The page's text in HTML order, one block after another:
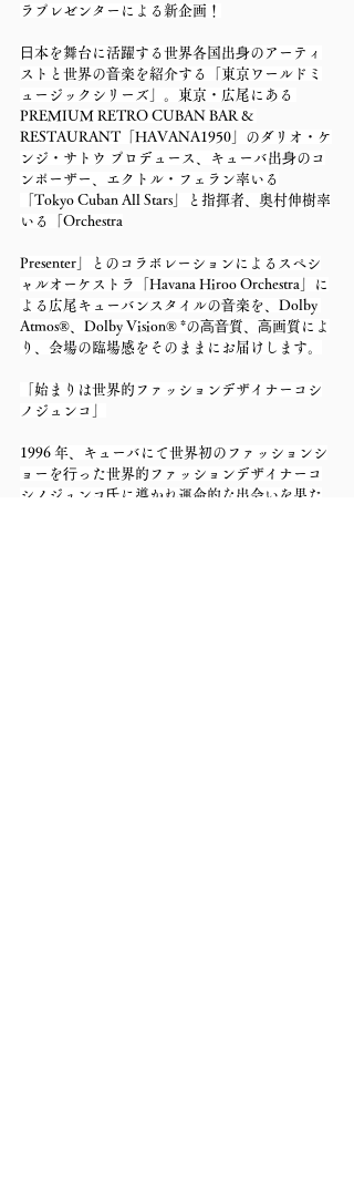
ラプレゼンターによる新企画！
⽇本を舞台に活躍する世界各国出⾝のアーティ
ストと世界の⾳楽を紹介する「東京ワールドミ
ュージックシリーズ」。東京・広尾にある
PREMIUM RETRO CUBAN BAR &
RESTAURANT「HAVANA1950」のダリオ・ケ
ンジ・サトウ プロデュース、キューバ出⾝のコ
ンポーザー、エクトル・フェラン率いる
「Tokyo Cuban All Stars」と指揮者、奥村伸樹率
いる「Orchestra
Presenter」とのコラボレーションによるスペシ
ャルオーケストラ「Havana Hiroo Orchestra」に
よる広尾キューバンスタイルの⾳楽を、Dolby
Atmos®、Dolby Vision® *の⾼⾳質、⾼画質によ
り、会場の臨場感をそのままにお届けします。
「始まりは世界的ファッションデザイナーコシ
ノジュンコ」
1996 年、キューバにて世界初のファッションシ
ョーを⾏った世界的ファッションデザイナーコ
シノジュンコ⽒に導かれ運命的な出会いを果た